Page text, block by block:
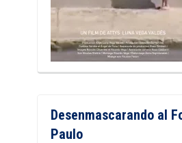
Desenmascarando al
Paulo